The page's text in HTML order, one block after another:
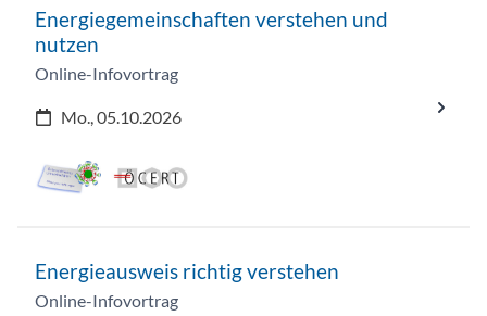
Energiegemeinschaften verstehen und
nutzen
Online-Infovortrag
Mo., 05.10.2026
Energieausweis richtig verstehen
Online-Infovortrag